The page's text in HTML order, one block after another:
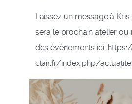
Laissez un message à
sera le prochain atelier ou
des événements ici:
clair.fr/index.php/